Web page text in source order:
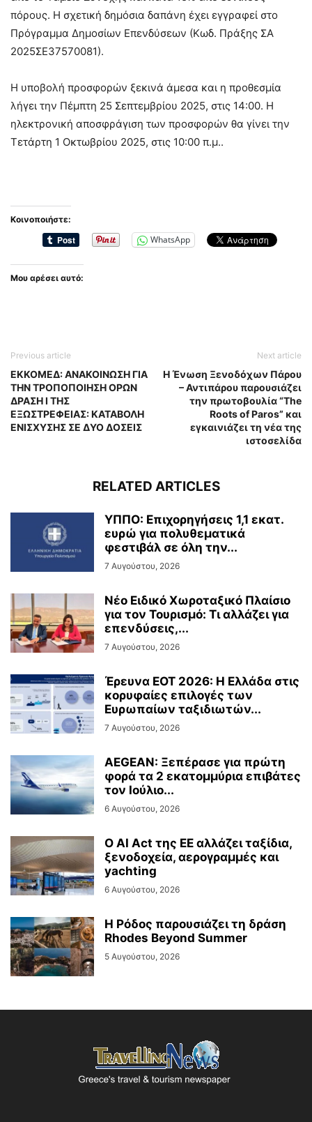
πόρους. Η σχετική δημόσια δαπάνη έχει εγγραφεί στο
Πρόγραμμα Δημοσίων Επενδύσεων (Κωδ. Πράξης ΣΑ
2025ΣΕ37570081).
Η υποβολή προσφορών ξεκινά άμεσα και η προθεσμία
λήγει την Πέμπτη 25 Σεπτεμβρίου 2025, στις 14:00. Η
ηλεκτρονική αποσφράγιση των προσφορών θα γίνει την
Τετάρτη 1 Οκτωβρίου 2025, στις 10:00 π.μ..
Κοινοποιήστε:
WhatsApp
Μου αρέσει αυτό:
Previous article
ΕΚΚΟΜΕΔ: ΑΝΑΚΟΙΝΩΣΗ ΓΙΑ
ΤΗΝ ΤΡΟΠΟΠΟΙΗΣΗ ΟΡΩΝ
ΔΡΑΣΗ Ι ΤΗΣ
ΕΞΩΣΤΡΕΦΕΙΑΣ: ΚΑΤΑΒΟΛΗ
ΕΝΙΣΧΥΣΗΣ ΣΕ ΔΥΟ ΔΟΣΕΙΣ
Next article
Η Ένωση Ξενοδόχων Πάρου
– Αντιπάρου παρουσιάζει
την πρωτοβουλία “The
Roots of Paros” και
εγκαινιάζει τη νέα της
ιστοσελίδα
RELATED ARTICLES
ΥΠΠΟ: Επιχορηγήσεις 1,1 εκατ.
ευρώ για πολυθεματικά
φεστιβάλ σε όλη την...
7 Αυγούστου, 2026
Νέο Ειδικό Χωροταξικό Πλαίσιο
για τον Τουρισμό: Τι αλλάζει για
επενδύσεις,...
7 Αυγούστου, 2026
Έρευνα ΕΟΤ 2026: Η Ελλάδα στις
κορυφαίες επιλογές των
Ευρωπαίων ταξιδιωτών...
7 Αυγούστου, 2026
AEGEAN: Ξεπέρασε για πρώτη
φορά τα 2 εκατομμύρια επιβάτες
τον Ιούλιο...
6 Αυγούστου, 2026
Ο AI Act της ΕΕ αλλάζει ταξίδια,
ξενοδοχεία, αερογραμμές και
yachting
6 Αυγούστου, 2026
Η Ρόδος παρουσιάζει τη δράση
Rhodes Beyond Summer
5 Αυγούστου, 2026